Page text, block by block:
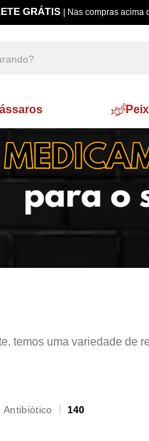
GRÁTIS | Nas compras
temos uma variedade
É sempre importante
Antibiótico 140